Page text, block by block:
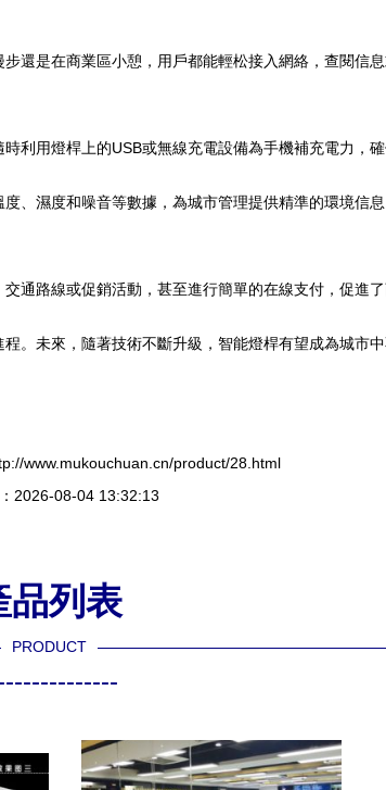
還是在商業區小憩，用戶都能輕松接入網絡，查閱信
用燈桿上的USB或無線充電設備為手機補充電力，
、濕度和噪音等數據，為城市管理提供精準的環境信
通路線或促銷活動，甚至進行簡單的在線支付，促進了
未來，隨著技術不斷升級，智能燈桿有望成為城市
www.mukouchuan.cn/product/28.html
2026-08-04 13:32:13
品列表
PRODUCT